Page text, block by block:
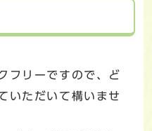
フリーですので、ど
いただいて構いませ